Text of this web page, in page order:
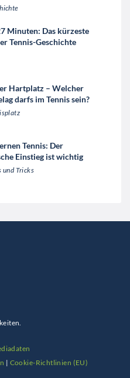
Minuten: Das kürzeste
Tennis-Geschichte
Hartplatz – Welcher
darfs im Tennis sein?
Tennis: Der
Einstieg ist wichtig
und Tricks
| Cookie-Richtlinien (EU)